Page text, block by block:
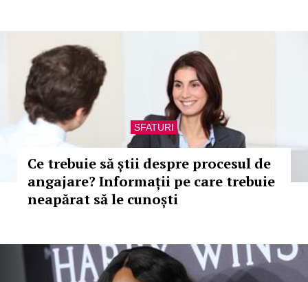
SFATURI
Ce trebuie să știi despre procesul de
angajare? Informații pe care trebuie
neapărat să le cunoști